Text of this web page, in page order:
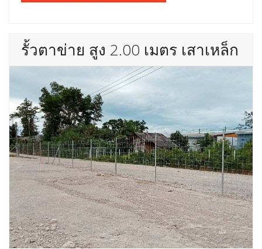
รั้วตาข่าย สูง 2.00 เมตร เสาเหล็ก